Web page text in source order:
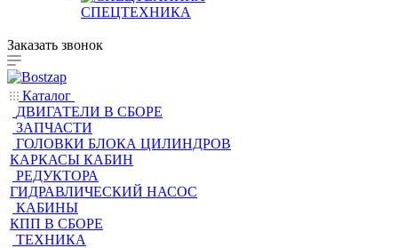
СПЕЦТЕХНИКА
Заказать звонок
Каталог
ДВИГАТЕЛИ В СБОРЕ
ЗАПЧАСТИ
ГОЛОВКИ БЛОКА ЦИЛИНДРОВ
КАРКАСЫ КАБИН
РЕДУКТОРА
ГИДРАВЛИЧЕСКИЙ НАСОС
КАБИНЫ
КПП В СБОРЕ
ТЕХНИКА